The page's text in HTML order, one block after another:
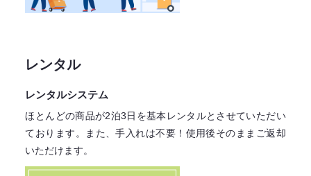
レンタル
レンタルシステム
ほとんどの商品が2泊3日を基本レンタルとさせていただい
ております。
また、手入れは不要！ 使用後そのままご返却
いただけます。